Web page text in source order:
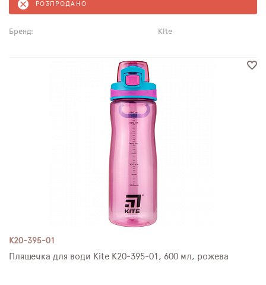
РОЗПРОДАНО
Бренд: Kite
K20-395-01
Пляшечка для води Kite K20-395-01, 600 мл, рожева